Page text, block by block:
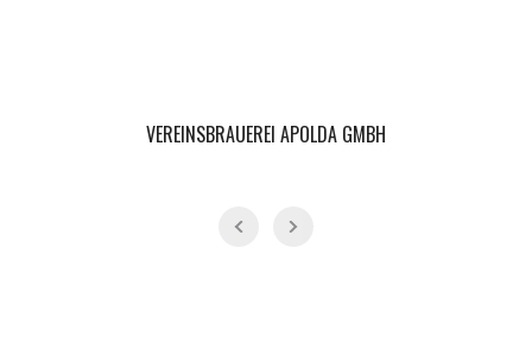
VEREINSBRAUEREI APOLDA GMBH